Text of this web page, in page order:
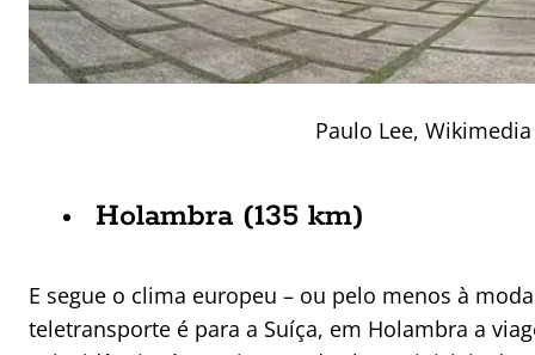
Paulo Lee,
Holambra (135 km)
E segue o clima europeu – ou pelo menos à
teletransporte é para a Suíça, em Holambra a